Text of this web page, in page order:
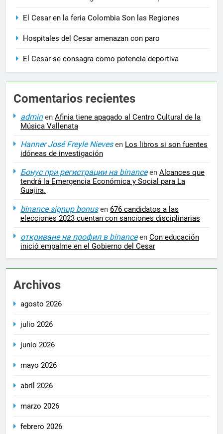
El Cesar en la feria Colombia Son las Regiones
Hospitales del Cesar amenazan con paro
El Cesar se consagra como potencia deportiva
Comentarios recientes
adminen Afinia tiene apagado al Centro Cultural de la
Música Vallenata
Hanner José Freyle Nievesen Los libros si son fuentes
idóneas de investigación
Бонус при регистрации на binanceen Alcances que
tendrá la Emergencia Económica y Social para La
Guajira.
binance signup bonusen 676 candidatos a las
elecciones 2023 cuentan con sanciones disciplinarias
откриване на профил в binanceen Con educación
inició empalme en el Gobierno del Cesar
Archivos
agosto 2026
julio 2026
junio 2026
mayo 2026
abril 2026
marzo 2026
febrero 2026